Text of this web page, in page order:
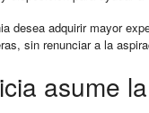
desea adquirir mayor
sin renunciar a la
asume